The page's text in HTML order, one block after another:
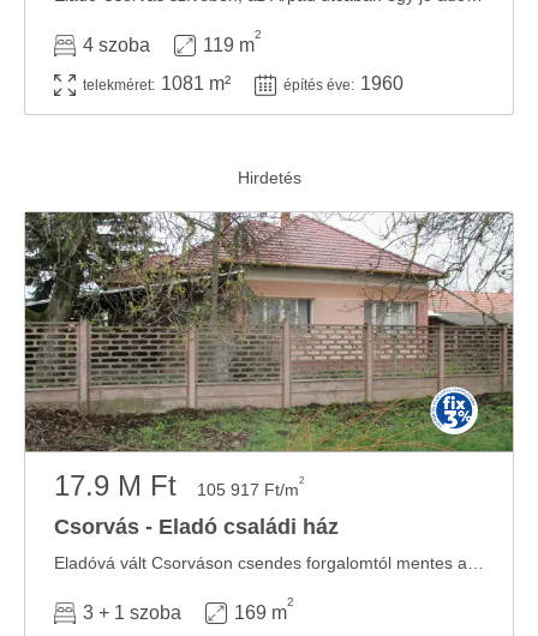
4 szoba 119 m
2
telekméret: 1081 m² építés éve: 1960
17.9 M Ft 105 917 Ft/m2
Csorvás - Eladó családi ház
3 + 1 szoba 169 m
2